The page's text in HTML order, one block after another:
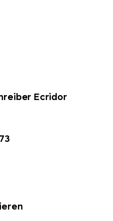
Ecridor